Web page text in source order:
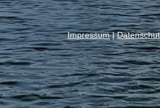
Impressum|